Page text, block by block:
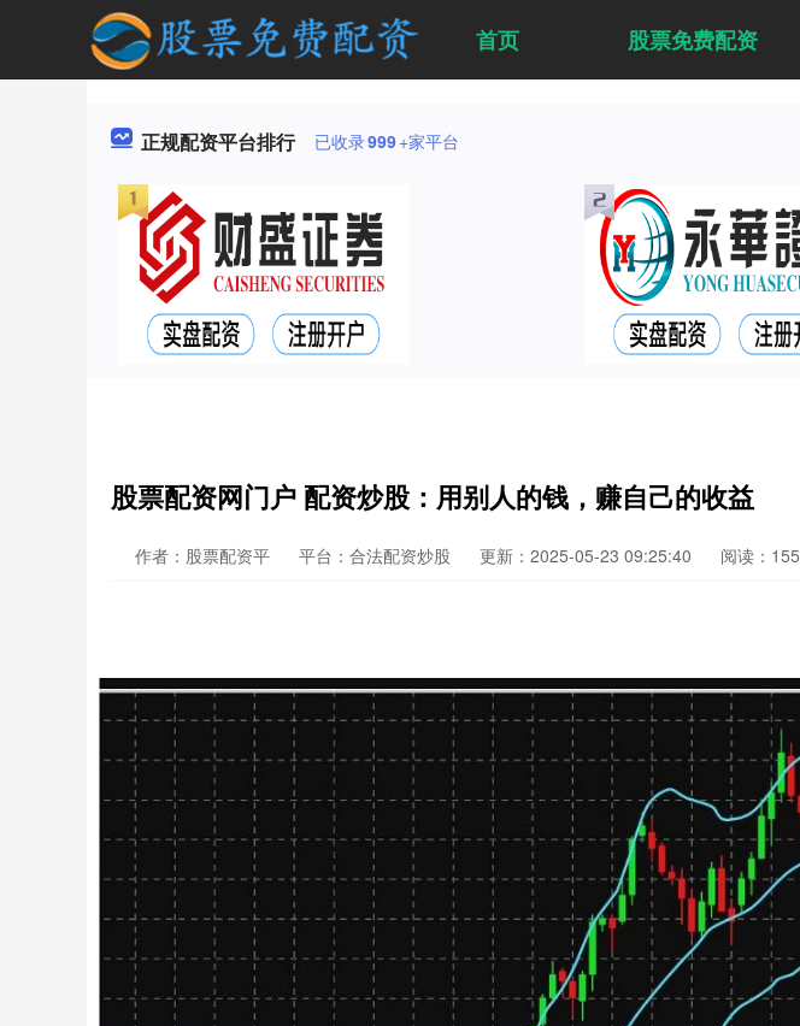
首页 股票免费配资
正规配资平台排行 已收录999+家平台
股票配资网门户 配资炒股：用别人的钱，赚自己的收益
作者：股票配资平 平台：合法配资炒股 更新：2025-05-23 09:25:40 阅读：155